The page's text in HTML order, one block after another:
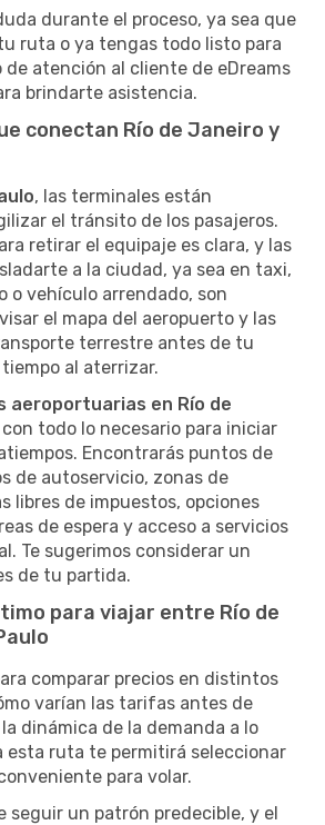
durante el proceso, ya sea que
ruta o ya tengas todo listo para
de atención al cliente de eDreams
brindarte asistencia.
conectan Río de Janeiro y
, las terminales están
el tránsito de los pasajeros.
retirar el equipaje es clara, y las
a la ciudad, ya sea en taxi,
o vehículo arrendado, son
el mapa del aeropuerto y las
terrestre antes de tu
al aterrizar.
aeroportuarias en Río de
todo lo necesario para iniciar
Encontrarás puntos de
de autoservicio, zonas de
libres de impuestos, opciones
de espera y acceso a servicios
Te sugerimos considerar un
de tu partida.
para viajar entre Río de
comparar precios en distintos
varían las tarifas antes de
dinámica de la demanda a lo
esta ruta te permitirá seleccionar
para volar.
seguir un patrón predecible, y el